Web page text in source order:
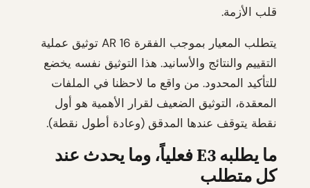
قلب الأزمة.
يتطلب المعيار بموجب الفقرة AR 16 توثيق عملية
التقييم والنتائج والأسانيد. هذا التوثيق نفسه يخضع
للتأكيد المحدود. من واقع ما لاحظنا في الملفات
المعقدة، التوثيق الضعيف لقرار الأهمية هو أول
نقطة يتوقف عندها المدقق (وعادة أطول نقطة).
ما يطلبه E3 فعلياً، وما يحدث عند
كل متطلب